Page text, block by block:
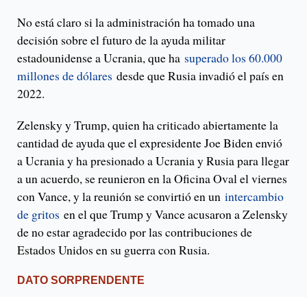
No está claro si la administración ha tomado una
decisión sobre el futuro de la ayuda militar
estadounidense a Ucrania, que ha superado los 60.000
millones de dólares desde que Rusia invadió el país en
2022.
Zelensky y Trump, quien ha criticado abiertamente la
cantidad de ayuda que el expresidente Joe Biden envió
a Ucrania y ha presionado a Ucrania y Rusia para llegar
a un acuerdo, se reunieron en la Oficina Oval el viernes
con Vance, y la reunión se convirtió en un intercambio
de gritos en el que Trump y Vance acusaron a Zelensky
de no estar agradecido por las contribuciones de
Estados Unidos en su guerra con Rusia.
DATO SORPRENDENTE